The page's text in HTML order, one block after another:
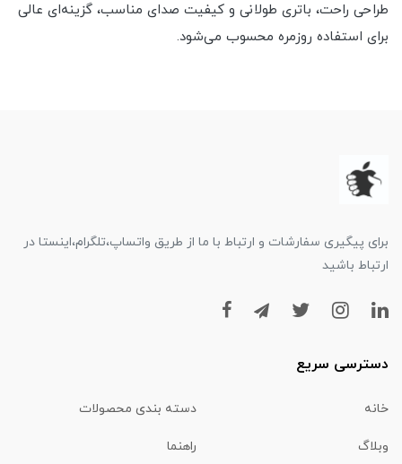
طراحی راحت، باتری طولانی و کیفیت صدای مناسب، گزینه‌ای عالی
برای استفاده روزمره محسوب می‌شود.
برای پیگیری سفارشات و ارتباط با ما از طریق واتساپ،تلگرام،اینستا در
ارتباط باشید
دسترسی سریع
خانه دسته بندی محصولات
وبلاگ راهنما